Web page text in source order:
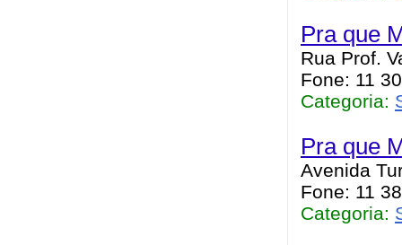
Pra que
Rua Prof.
Fone: 11
Categoria:
Pra que
Avenida
Fone: 11
Categoria: